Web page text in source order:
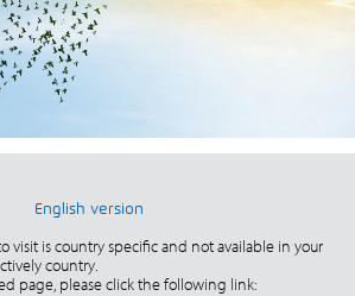
English version
visit is country specific and not available in your
country.
page, please click the following link: